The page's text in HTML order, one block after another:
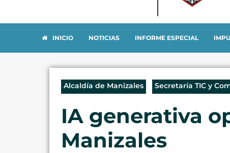
INICIO NOTICIAS INFORME ESPECIAL
Alcaldía de Manizales Secretaría TIC y
IA generativa
Manizales